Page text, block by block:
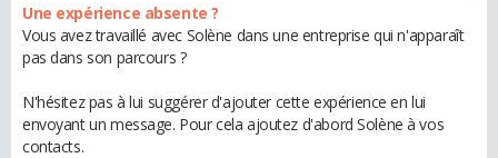
Une expérience absente ?
Vous avez travaillé avec Solène dans une entreprise qui n'apparaît
pas dans son parcours ?
N'hésitez pas à lui suggérer d'ajouter cette expérience en lui
envoyant un message. Pour cela ajoutez d'abord Solène à vos
contacts.